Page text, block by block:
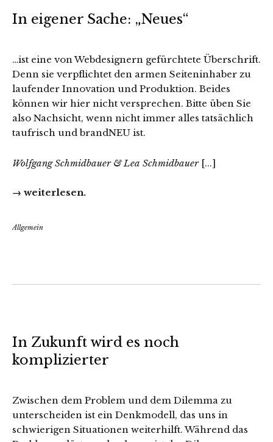
In eigener Sache: „Neues“
…ist eine von Webdesignern gefürchtete Überschrift.
Denn sie verpflichtet den armen Seiteninhaber zu
laufender Innovation und Produktion. Beides
können wir hier nicht versprechen. Bitte üben Sie
also Nachsicht, wenn nicht immer alles tatsächlich
taufrisch und brandNEU ist.
Wolfgang Schmidbauer & Lea Schmidbauer [...]
→ weiterlesen.
Allgemein
In Zukunft wird es noch
komplizierter
Zwischen dem Problem und dem Dilemma zu
unterscheiden ist ein Denkmodell, das uns in
schwierigen Situationen weiterhilft. Während das